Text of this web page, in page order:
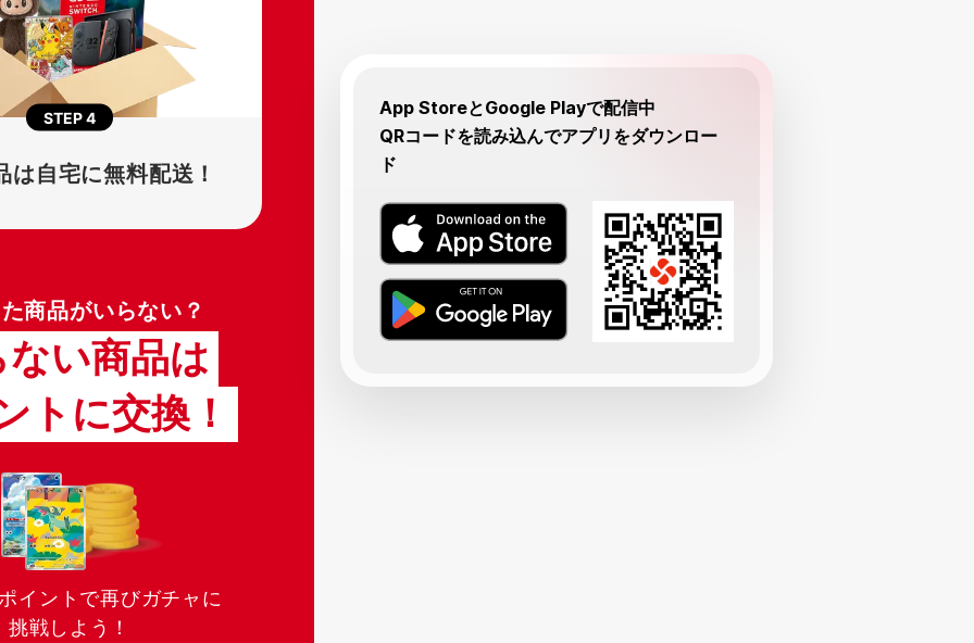
App StoreとGoogle Playで配信中
QRコードを読み込んでアプリをダウンロー
ド
STEP4
は自宅に無料配送！
商品がいらない？
い商品は
トに交換！
イントで再びガチャに
挑戦しよう！